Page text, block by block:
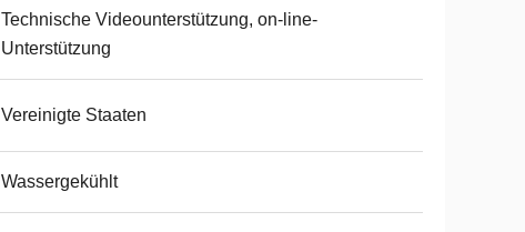
Technische Videounterstützung, on-line-
Unterstützung
Vereinigte Staaten
Wassergekühlt